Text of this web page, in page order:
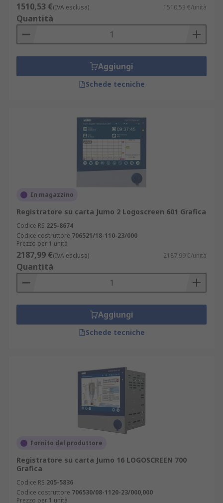
1510,53 €(IVA esclusa) 1510,53 €/unità
Quantità
Aggiungi
Schede tecniche
In magazzino
Registratore su carta Jumo 2 Logoscreen 601 Grafica
Codice RS 225-8674
Codice costruttore 706521/18-110-23/000
Prezzo per 1 unità
2187,99 €(IVA esclusa) 2187,99 €/unità
Quantità
Aggiungi
Schede tecniche
Fornito dal produttore
Registratore su carta Jumo 16 LOGOSCREEN 700
Grafica
Codice RS 205-5836
Codice costruttore 706530/08-1120-23/000,000
Prezzo per 1 unità